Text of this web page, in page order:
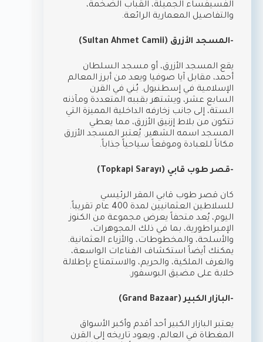
الفسيفساء الجميلة، القباب الضخمة،
والتفاصيل المعمارية الرائعة.
-المسجد الأزرق (Sultan Ahmet Camii)
يقع المسجد الأزرق، أو مسجد السلطان
أحمد، مقابل آيا صوفيا ويعد من أبرز المعالم
الإسلامية في إسطنبول. بُني في القرن
السابع عشر، ويشتهر بقببه المتعددة ومآذنه
الستة، إلى جانب زخارفه الداخلية المميزة التي
تتكون من بلاط إزنيق الأزرق، مما يعطي
المسجد اسمه الشهير. يُعتبر المسجد الأزرق
مكاناً للعبادة وموقعاً سياحياً جذاباً.
-قصر طوب قابي (Topkapi Sarayı)
كان قصر طوب قابي المقر الرئيسي
للسلاطين العثمانيين لمدة 400 عام تقريباً.
اليوم، يُعد متحفاً يعرض مجموعة من الكنوز
الإمبراطورية، بما في ذلك المجوهرات،
والأسلحة، والمخطوطات، والأزياء العثمانية.
يمكنك أيضاً استكشاف الفناءات الواسعة،
والغرف الملكية، والحريم، والاستمتاع بإطلالة
خلابة على مضيق البوسفور.
-البازار الكبير (Grand Bazaar)
يعتبر البازار الكبير أحد أقدم وأكبر الأسواق
المغطاة في العالم، ويعود تاريخه إلى القرن